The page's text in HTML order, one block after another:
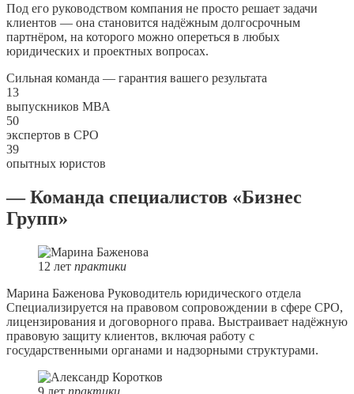
Под его руководством компания не просто решает задачи
клиентов — она становится надёжным долгосрочным
партнёром, на которого можно опереться в любых
юридических и проектных вопросах.
Сильная команда — гарантия вашего результата
13
выпускников МВА
50
экспертов в СРО
39
опытных юристов
— Команда специалистов «Бизнес
Групп»
12 лет практики
Марина Баженова Руководитель юридического отдела
Специализируется на правовом сопровождении в сфере СРО,
лицензирования и договорного права. Выстраивает надёжную
правовую защиту клиентов, включая работу с
государственными органами и надзорными структурами.
9 лет практики